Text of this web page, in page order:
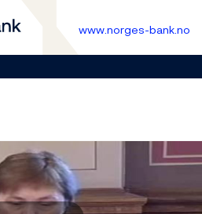
www.norges-bank.no